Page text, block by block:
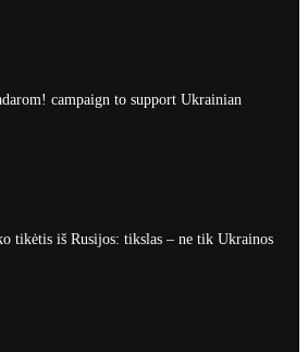
campaign to support Ukrainian
tikėtis iš Rusijos: tikslas – ne tik Ukrainos